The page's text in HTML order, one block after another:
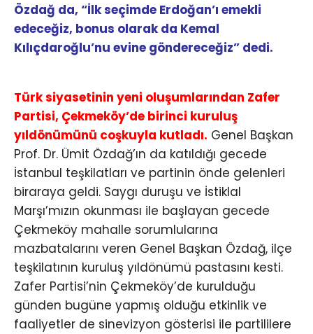
Özdağ da, “İlk seçimde Erdoğan’ı emekli
edeceğiz, bonus olarak da Kemal
Kılıçdaroğlu’nu evine göndereceğiz” dedi.
Türk siyasetinin yeni oluşumlarından Zafer
Partisi, Çekmeköy’de birinci kuruluş
yıldönümünü coşkuyla kutladı. Genel Başkan
Prof. Dr. Ümit Özdağ’ın da katıldığı gecede
İstanbul teşkilatları ve partinin önde gelenleri
biraraya geldi. Saygı duruşu ve İstiklal
Marşı’mızın okunması ile başlayan gecede
Çekmeköy mahalle sorumlularına
mazbatalarını veren Genel Başkan Özdağ, ilçe
teşkilatının kuruluş yıldönümü pastasını kesti.
Zafer Partisi’nin Çekmeköy’de kurulduğu
günden bugüne yapmış olduğu etkinlik ve
faaliyetler de sinevizyon gösterisi ile partililere